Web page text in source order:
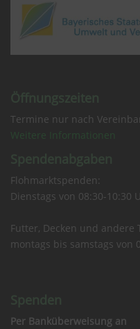
Öffnungszeiten
Termine nur nach
Weitere Informationen
Spendenabgaben
Flohmarktspenden:
Dienstags von 08:30-10:30
Futter, Decken und andere
montags bis samstags von
Spenden
Per Banküberweisung an